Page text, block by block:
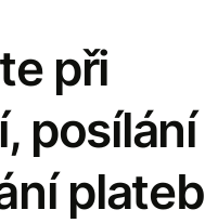
při
posílání
plateb